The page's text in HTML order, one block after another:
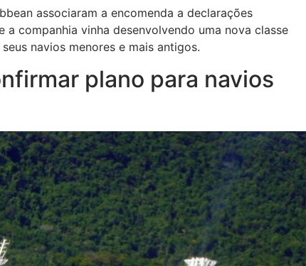
associaram a encomenda a declarações
a companhia vinha desenvolvendo uma nova classe
navios menores e mais antigos.
plano para navios